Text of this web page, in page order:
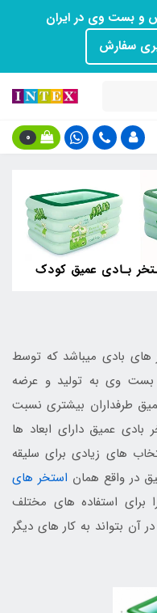
و بست وی در ایران
0
های بادی میباشد که توسط
وی به تولید و عرضه
طرفداران بیشتری نسبت
بادی عمیق دارای ابعاد ها
های زیادی برای سلیقه
در واقع همان استخر های
برای استفاده های مختلف
آن بتواند به کار های دیگر